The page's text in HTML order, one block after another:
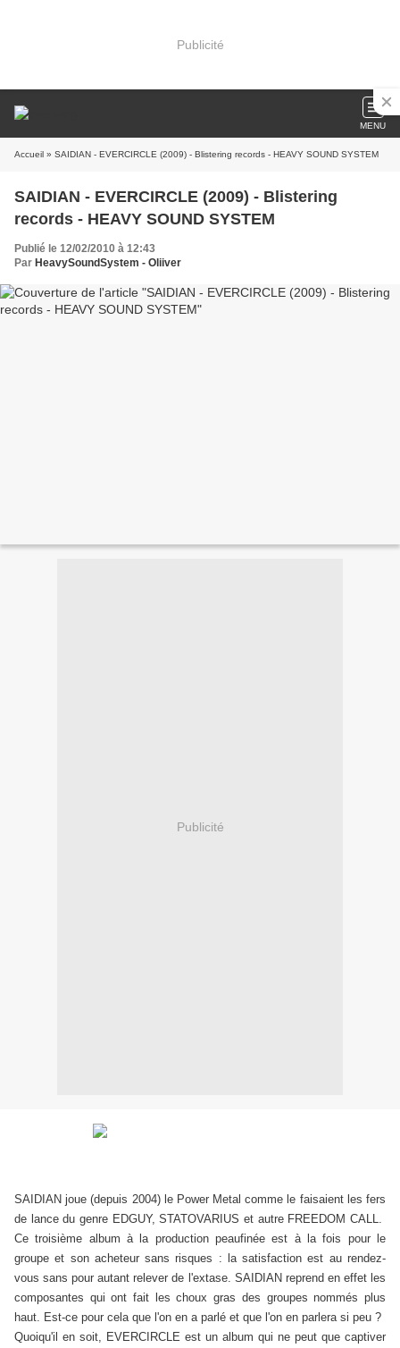
Publicité
MENU
Accueil » SAIDIAN - EVERCIRCLE (2009) - Blistering records - HEAVY SOUND SYSTEM
SAIDIAN - EVERCIRCLE (2009) - Blistering
records - HEAVY SOUND SYSTEM
Publié le 12/02/2010 à 12:43
Par HeavySoundSystem - Oliiver
Publicité
SAIDIAN joue (depuis 2004) le Power Metal comme le faisaient les fers
de lance du genre EDGUY, STATOVARIUS et autre FREEDOM CALL.
Ce troisième album à la production peaufinée est à la fois pour le
groupe et son acheteur sans risques : la satisfaction est au rendez-
vous sans pour autant relever de l'extase. SAIDIAN reprend en effet les
composantes qui ont fait les choux gras des groupes nommés plus
haut. Est-ce pour cela que l'on en a parlé et que l'on en parlera si peu ?
Quoiqu'il en soit, EVERCIRCLE est un album qui ne peut que captiver